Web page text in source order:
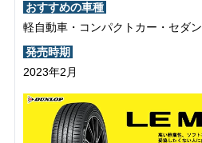
おすすめの車種
軽自動車・コンパクトカー・セダン
発売時期
2023年2月